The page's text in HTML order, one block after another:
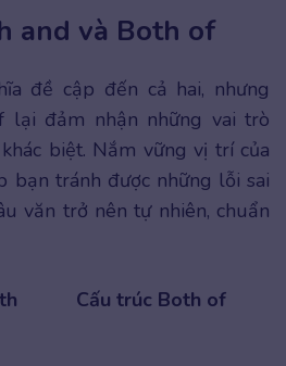
and và Both of
đề cập đến cả hai, nhưng
lại đảm nhận những vai trò
biệt. Nắm vững vị trí của
bạn tránh được những lỗi sai
văn trở nên tự nhiên, chuẩn
Cấu trúc Both of